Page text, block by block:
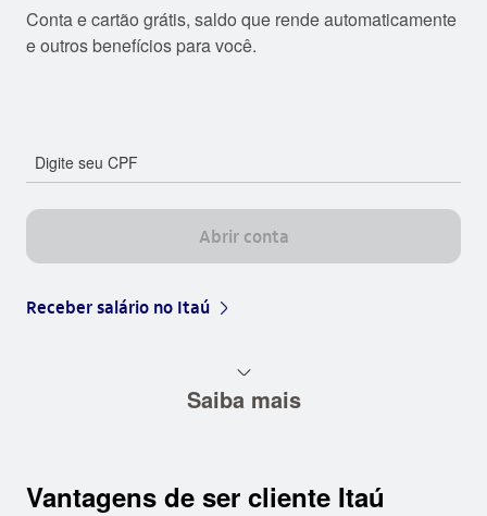
Conta e cartão grátis, saldo que rende automaticamente
e outros benefícios para você.
Digite seu CPF
Abrir conta
Receber salário no Itaú arrow_right_base
seta_baixo
Saiba mais
Vantagens de ser cliente Itaú